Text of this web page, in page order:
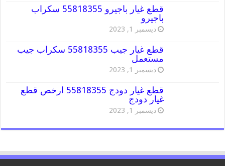
قطع غيار باجيرو 55818355 سكراب
باجيرو
ديسمبر 1, 2023
قطع غيار جيب 55818355 سكراب جيب
مستعمل
ديسمبر 1, 2023
قطع غيار دودج 55818355 ارخص قطع
غيار دودج
ديسمبر 1, 2023